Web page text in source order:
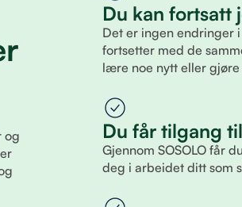
og
Du kan fortsatt
Det er ingen endringer
fortsetter med de
lære noe nytt eller
Du får tilgang
Gjennom SOSOLO får
deg i arbeidet ditt som